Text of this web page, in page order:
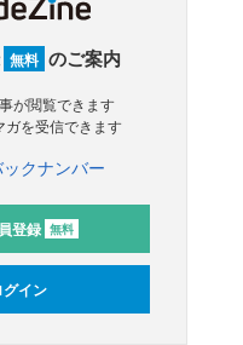
無料 のご案内
が閲覧できます
ガを受信できます
クナンバー
登録 無料
グイン